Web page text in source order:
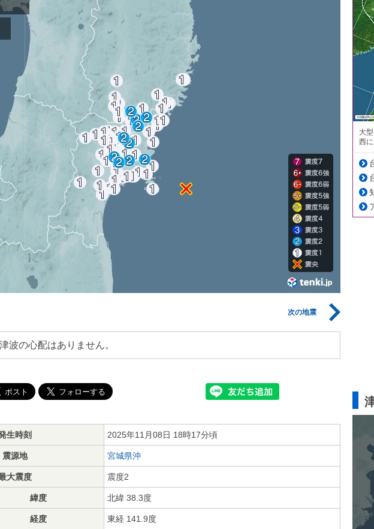
次の地震
波の心配はありません。
生時刻 2025年11月08日 18時17分頃
震源地 宮城県沖
大震度 震度2
緯度 北緯 38.3度
経度 東経 141.9度
大
西